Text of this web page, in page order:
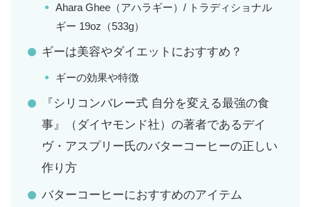
Ahara Ghee（アハラギー）/ トラディショナル
ギー 19oz（533g）
ギーは美容やダイエットにおすすめ？
ギーの効果や特徴
『シリコンバレー式 自分を変える最強の食
事』（ダイヤモンド社）の著者であるデイ
ヴ・アスプリー氏のバターコーヒーの正しい
作り方
バターコーヒーにおすすめのアイテム